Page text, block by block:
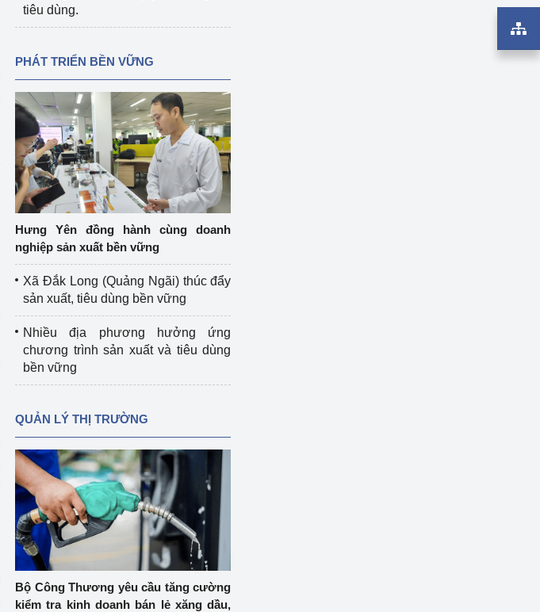
tiêu dùng.
PHÁT TRIỂN BỀN VỮNG
Hưng Yên đồng hành cùng doanh
nghiệp sản xuất bền vững
Xã Đắk Long (Quảng Ngãi) thúc đẩy
sản xuất, tiêu dùng bền vững
Nhiều địa phương hưởng ứng
chương trình sản xuất và tiêu dùng
bền vững
QUẢN LÝ THỊ TRƯỜNG
Bộ Công Thương yêu cầu tăng cường
kiểm tra kinh doanh bán lẻ xăng dầu,